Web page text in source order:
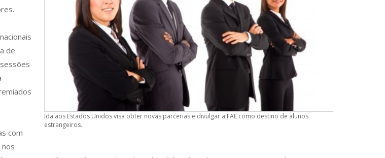
Ida aos Estados Unidos visa obter novas parcerias e divulgar a FAE como destino de alunos
estrangeiros.
de
com